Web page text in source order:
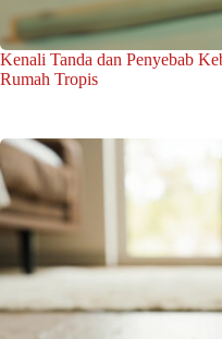
Kenali Tanda dan Penyebab
Rumah Tropis